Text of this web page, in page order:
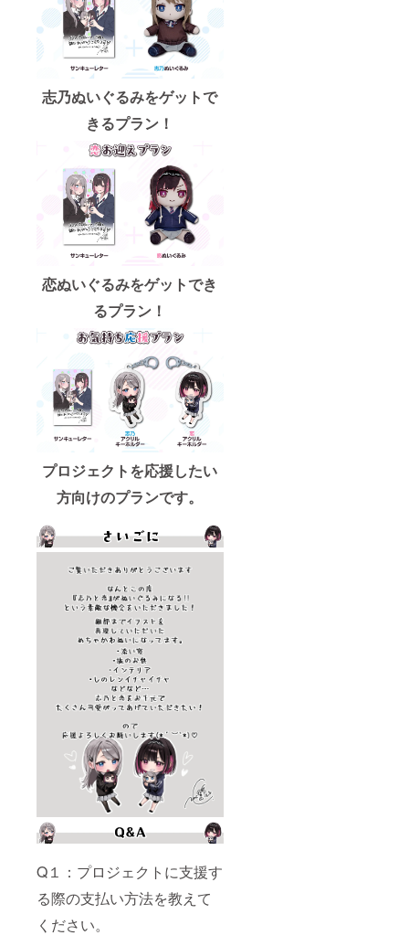
志乃ぬいぐるみをゲットで
きるプラン！
恋ぬいぐるみをゲットでき
るプラン！
プロジェクトを応援したい
方向けのプランです。
Q１：プロジェクトに支援す
る際の支払い方法を教えて
ください。